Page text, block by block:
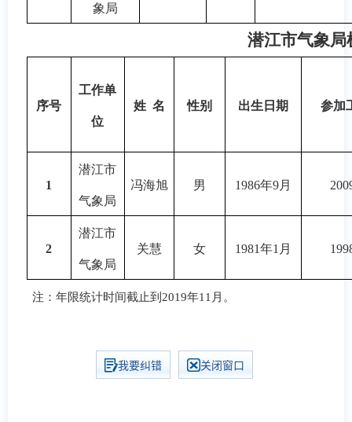
象局
潜江市气象
序号
工作单
位
姓 名 性别 出生日期 参加
1
潜江市
气象局
冯海旭 男 1986年9月
2
潜江市
气象局
关慧 女 1981年1月
注：年限统计时间截止到2019年11月。
我要纠错 关闭窗口